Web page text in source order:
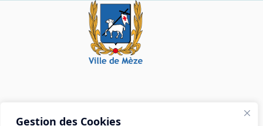
Gestion des Cookies
Mairie de Mèze